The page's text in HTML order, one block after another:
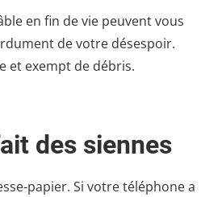
en fin de vie peuvent vous
de votre désespoir.
et exempt de débris.
des siennes
papier. Si votre téléphone a